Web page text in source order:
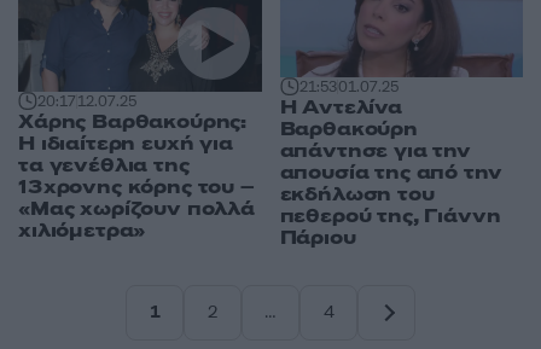
20:1712.07.25
Χάρης Βαρθακούρης:
Η ιδιαίτερη ευχή για
τα γενέθλια της
13χρονης κόρης του –
«Μας χωρίζουν πολλά
χιλιόμετρα»
21:5301.07.25
Η Αντελίνα
Βαρθακούρη
απάντησε για την
απουσία της από την
εκδήλωση του
πεθερού της, Γιάννη
Πάριου
1
2
…
4